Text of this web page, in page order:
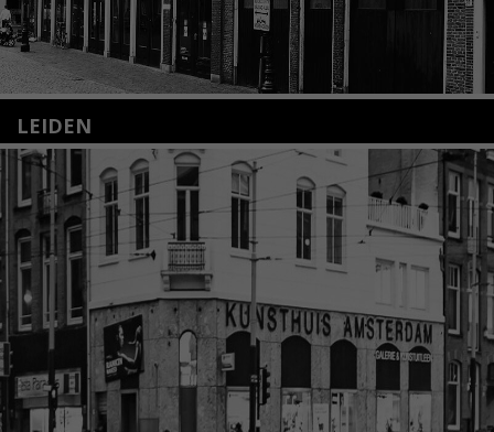
LEIDEN
Nieuwstraat 35
2312 KA Leiden
+31(0)71 – 52 84 480
info@kunsthuisleiden.nl
Lees meer